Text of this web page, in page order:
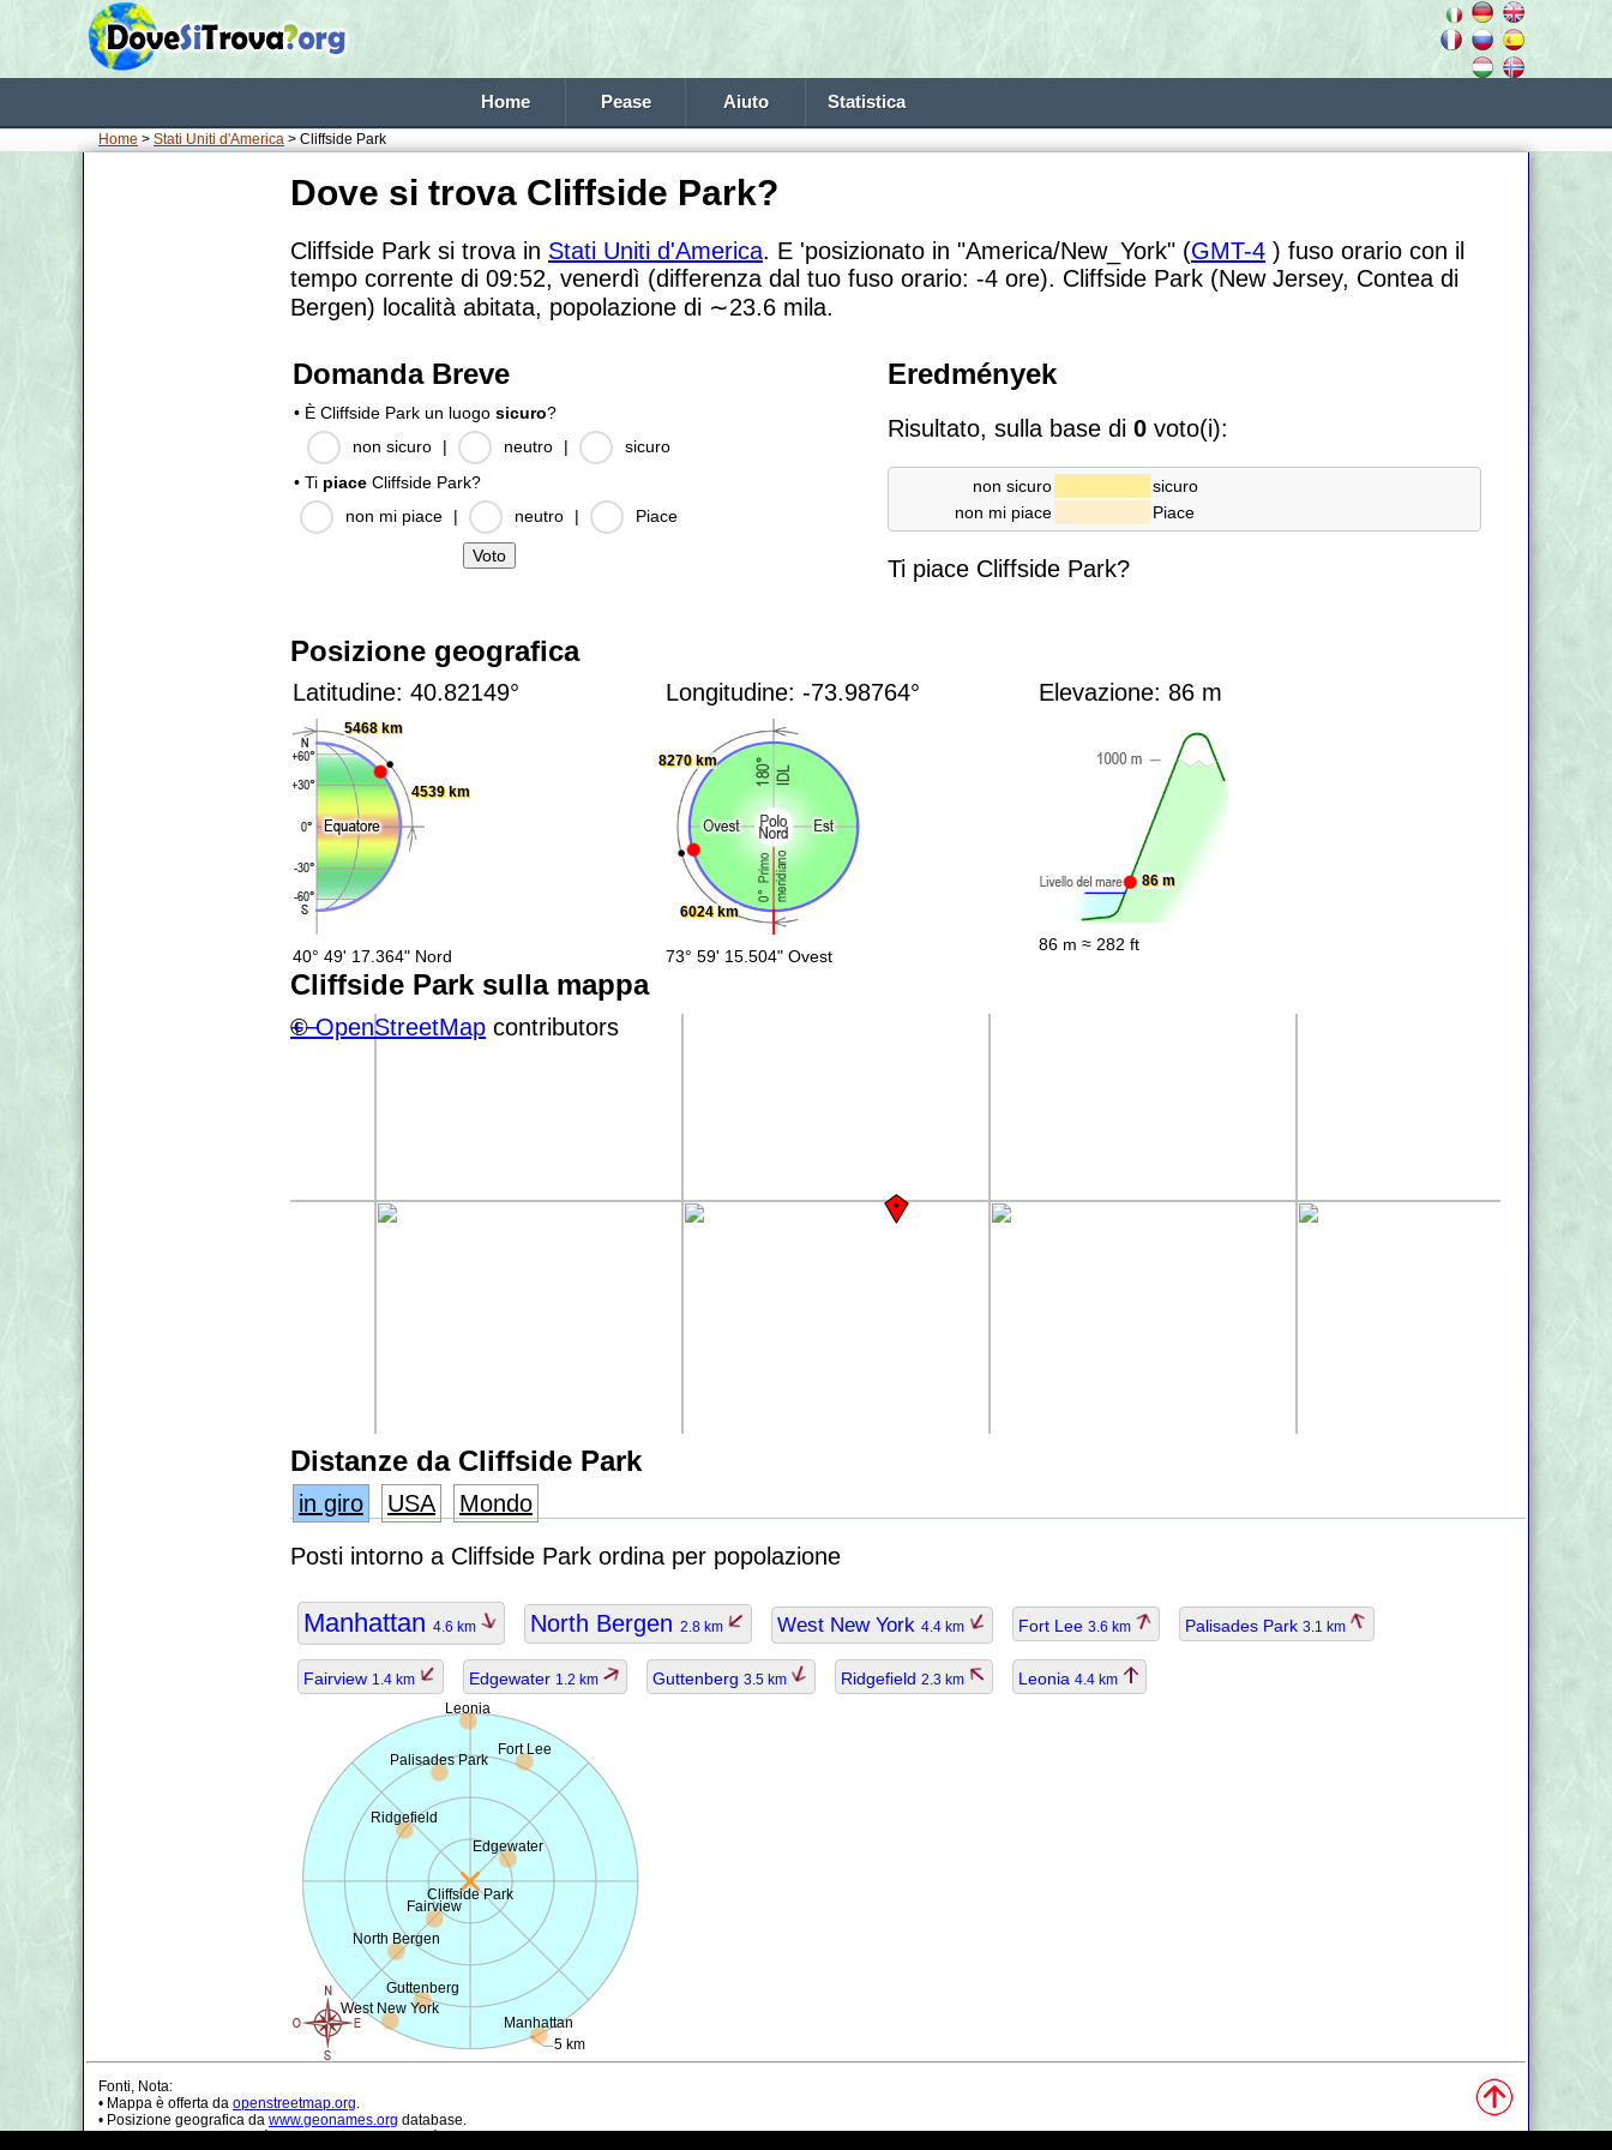
Home Pease Aiuto Statistica
Home > Stati Uniti d'America > Cliffside Park
Dove si trova Cliffside Park?
Cliffside Park si trova in Stati Uniti d'America. E 'posizionato in "America/New_York" (GMT-4 ) fuso orario con il
tempo corrente di 09:52, venerdì (differenza dal tuo fuso orario: -4 ore). Cliffside Park (New Jersey, Contea di
Bergen) località abitata, popolazione di ∼23.6 mila.
Domanda Breve
• È Cliffside Park un luogo sicuro?
non sicuro
| neutro |
sicuro
• Ti piace Cliffside Park?
non mi piace
| neutro | Piace
Eredmények
Risultato, sulla base di0 voto(i):
non sicuro
sicuro
non mi piace
Piace
Ti piace Cliffside Park?
Posizione geografica
Latitudine: 40.82149°
5468 km
4539 km
40° 49' 17.364" Nord
Longitudine: -73.98764°
6024 km
8270 km
73° 59' 15.504" Ovest
Elevazione: 86 m
86 m
86 m ≈ 282 ft
Cliffside Park sulla mappa
+−
©OpenStreetMap contributors
Distanze da Cliffside Park
in giro USA
Mondo
Posti intorno a Cliffside Park ordina per popolazione
Manhattan 4.6 km North Bergen 2.8 km West New York 4.4 km Fort Lee 3.6 km Palisades Park 3.1 km
Fairview 1.4 km Edgewater 1.2 km Guttenberg 3.5 km Ridgefield 2.3 km Leonia 4.4 km
Cliffside Park
5 km
Manhattan
North Bergen
West New York
Fort Lee
Palisades Park
Fairview
Edgewater
Guttenberg
Ridgefield
Leonia
Fonti, Nota:
• Mappa è offerta da openstreetmap.org.
• Posizione geografica da www.geonames.org database.